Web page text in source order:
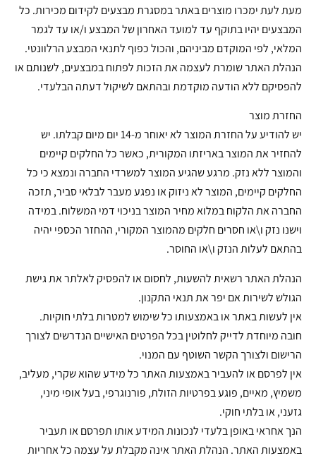
מעת לעת ימכרו מוצרים באתר במסגרת מבצעים לקידום מכירות. כל
המבצעים יהיו בתוקף עד למועד האחרון של המבצע ו/או עד לגמר
המלאי, לפי המוקדם מביניהם, והכול כפוף לתנאי המבצע הרלוונטי.
הנהלת האתר שומרת לעצמה את הזכות לפתוח במבצעים, לשנותם או
להפסיקם ללא הודעה מוקדמת ובהתאם לשיקול דעתה הבלעדי.
החזרת מוצר
יש להודיע על החזרת המוצר לא יאוחר מ-14 יום מיום קבלתו. יש
להחזיר את המוצר באריזתו המקורית, כאשר כל החלקים קיימים
והמוצר ללא נזק. מרגע שהגיע המוצר למשרדי החברה ונמצא כי כל
החלקים קיימים, המוצר לא ניזוק או נפגע מעבר לבלאי סביר, תזכה
החברה את הלקוח במלוא מחיר המוצר בניכוי דמי המשלוח. במידה
וישנו נזק ו\או חסרים חלקים מהמוצר המקורי, ההחזר הכספי יהיה
בהתאם לעלות הנזק ו\או החוסר.
הנהלת האתר רשאית להשעות, לחסום או להפסיק לאלתר את גישת
הגולש לשירות אם יפר את תנאי התקנון.
אין לעשות באתר או באמצעותו כל שימוש למטרות בלתי חוקיות.
חובה מיוחדת לדייק לחלוטין בכל הפרטים האישיים הנדרשים לצורך
הרישום ולצורך הקשר השוטף עם המנוי.
אין לפרסם או להעביר באמצעות האתר כל מידע שהוא שקרי, מעליב,
משמיץ, מאיים, פוגע בפרטיות הזולת, פורנוגרפי, בעל אופי מיני,
גזעני, או בלתי חוקי.
הנך אחראי באופן בלעדי לנכונות המידע אותו תפרסם או תעביר
באמצעות האתר. הנהלת האתר אינה מקבלת על עצמה כל אחריות